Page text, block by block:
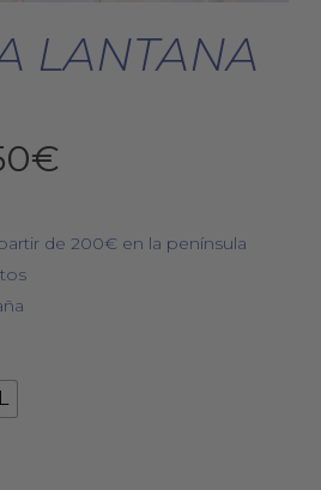
LANTANA
€
actual
de 200€ en la península